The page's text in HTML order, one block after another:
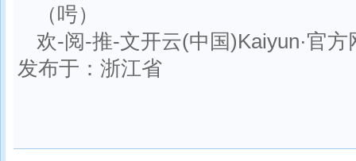
（呺）
欢-阅-推-文开云(中国)Kaiyun·官
发布于：浙江省